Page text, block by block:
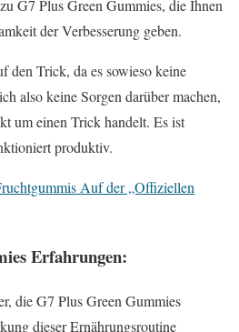
G7 Plus Green Gummies, die Ihnen
der Verbesserung geben.
den Trick, da es sowieso keine
also keine Sorgen darüber machen,
um einen Trick handelt. Es ist
produktiv.
Auf der „Offiziellen
Erfahrungen:
die G7 Plus Green Gummies
dieser Ernährungsroutine